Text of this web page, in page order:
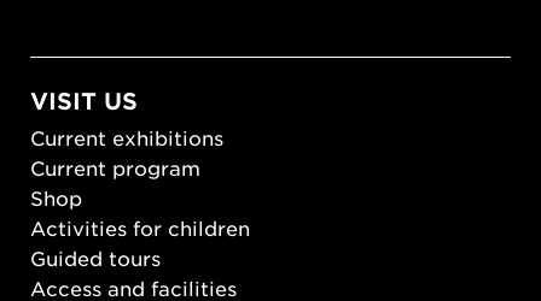
VISIT US
Current exhibitions
Current program
Shop
Activities for children
Guided tours
Access and facilities